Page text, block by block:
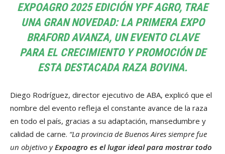
EXPOAGRO 2025 EDICIÓN YPF AGRO, TRAE
UNA GRAN NOVEDAD: LA PRIMERA EXPO
BRAFORD AVANZA, UN EVENTO CLAVE
PARA EL CRECIMIENTO Y PROMOCIÓN DE
ESTA DESTACADA RAZA BOVINA.
Diego Rodríguez, director ejecutivo de ABA, explicó que el
nombre del evento refleja el constante avance de la raza
en todo el país, gracias a su adaptación, mansedumbre y
calidad de carne. “La provincia de Buenos Aires siempre fue
un objetivo yExpoagro es el lugar ideal para mostrar todo